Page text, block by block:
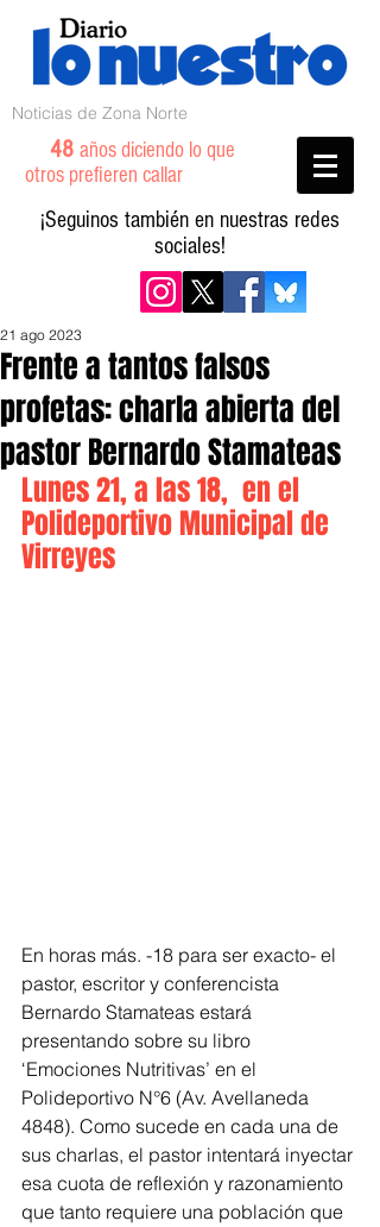
Noticias de Zona Norte
48 años diciendo lo que
otros prefieren callar
¡Seguinos también en nuestras redes
sociales!
Frente a tantos falsos
profetas: charla abierta del
pastor Bernardo Stamateas
21 ago 2023
Lunes 21, a las 18,  en el
Polideportivo Municipal de
Virreyes
En horas más. -18 para ser exacto- el
pastor, escritor y conferencista
Bernardo Stamateas estará
presentando sobre su libro
‘Emociones Nutritivas’ en el
Polideportivo N°6 (Av. Avellaneda
4848). Como sucede en cada una de
sus charlas, el pastor intentará inyectar
esa cuota de reflexión y razonamiento
que tanto requiere una población que